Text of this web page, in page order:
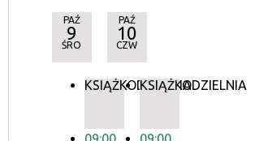
PAŹ
9
ŚRO
KSIĄŻKODZIELNIA
PAŹ
10
CZW
KSIĄŻKODZIELNIA